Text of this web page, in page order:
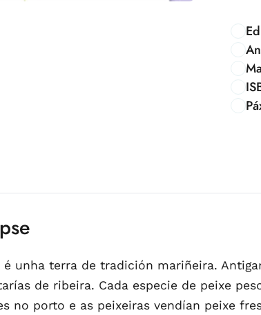
é unha terra de tradición mariñeira.
de ribeira. Cada especie de peixe
no porto e as peixeiras vendían peixe